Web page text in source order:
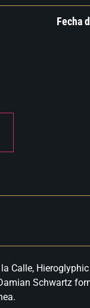
Fecha
Calle,
Schwartz